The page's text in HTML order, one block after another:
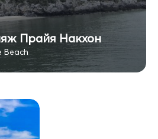
Прайя Накхон
Beach